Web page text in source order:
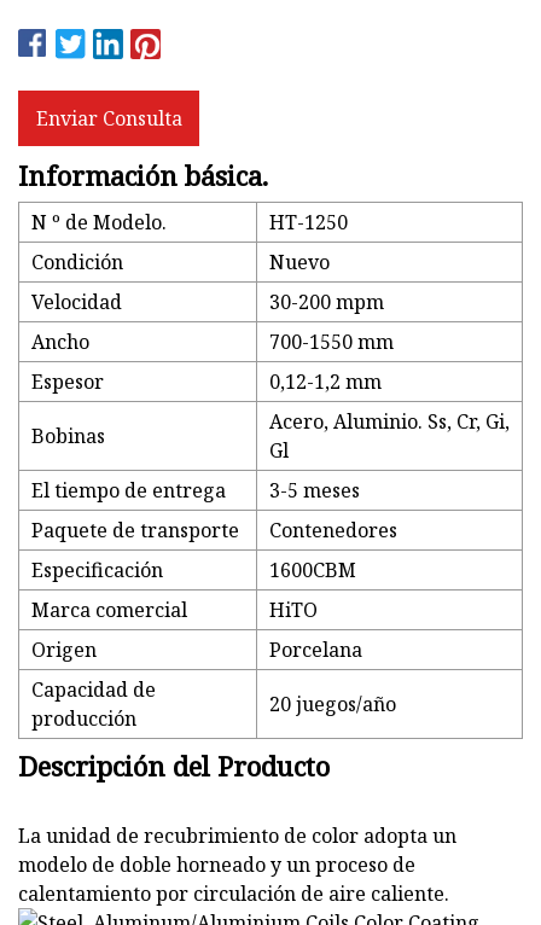
Enviar Consulta
Información básica.
N º de Modelo.
HT-1250
Condición
Nuevo
Velocidad
30-200 mpm
Ancho
700-1550 mm
Espesor
0,12-1,2 mm
Bobinas
Acero, Aluminio. Ss, Cr, Gi,
Gl
El tiempo de entrega
3-5 meses
Paquete de transporte
Contenedores
Especificación
1600CBM
Marca comercial
HiTO
Origen
Porcelana
Capacidad de
producción
20 juegos/año
Descripción del Producto
La unidad de recubrimiento de color adopta un
modelo de doble horneado y un proceso de
calentamiento por circulación de aire caliente.